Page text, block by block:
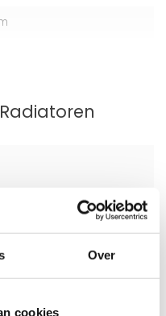
Over
cookies
geschikt
het